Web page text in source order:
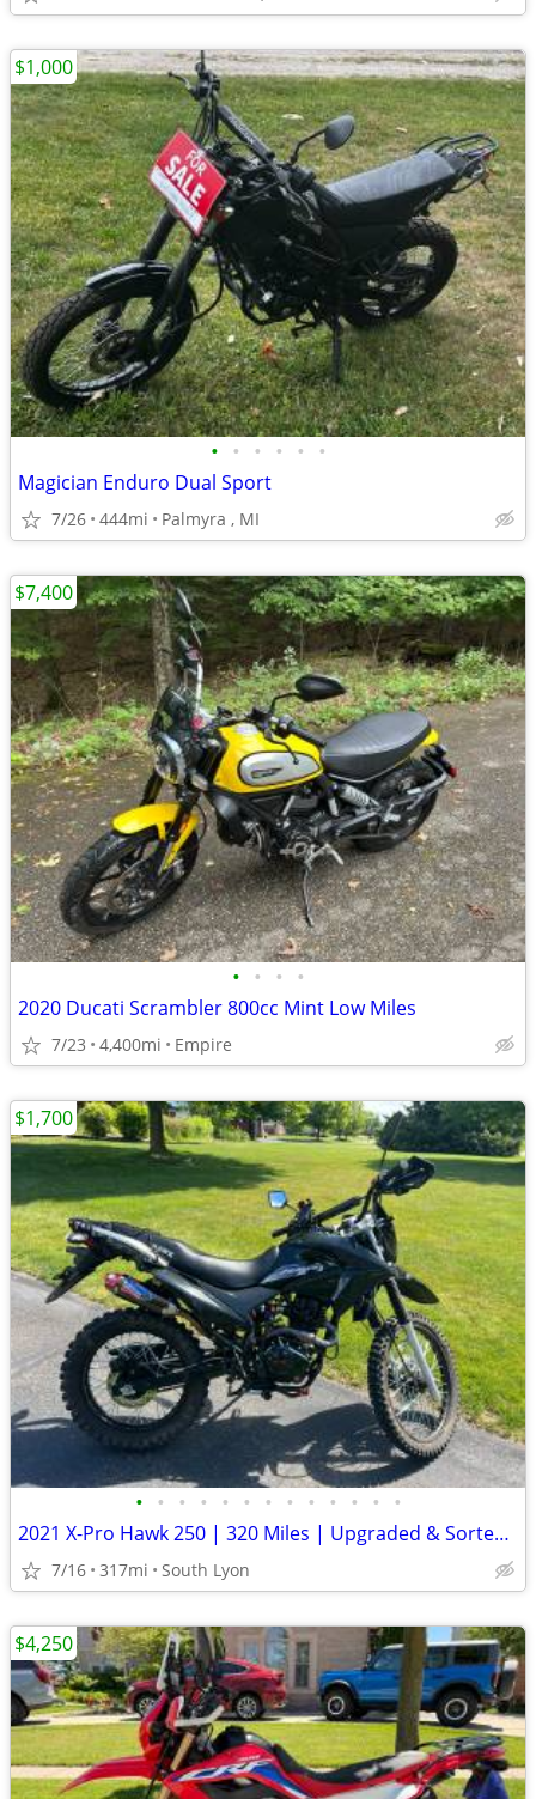
• • • • • •
Magician Enduro Dual Sport
7/26 444mi Palmyra , MI
$1,000
• • • •
2020 Ducati Scrambler 800cc Mint Low Miles
7/23 4,400mi Empire
$7,400
• • • • • • • • • • • • •
2021 X-Pro Hawk 250 | 320 Miles | Upgraded & Sorted | MCO Included
7/16 317mi South Lyon
$1,700
$4,250